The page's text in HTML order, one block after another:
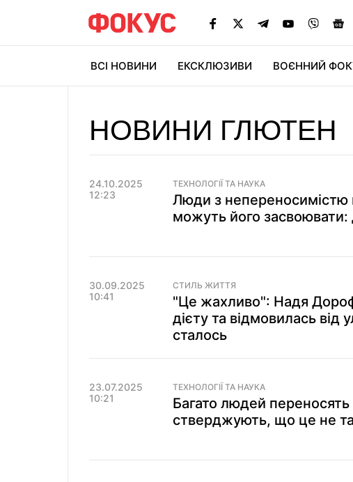
ВСІ НОВИНИ ЕКСКЛЮЗИВИ ВОЄННИЙ
НОВИНИ ГЛЮТЕН
24.10.2025
12:23
ТЕХНОЛОГІЇ ТА НАУКА
Люди з непереносимістю
можуть його засвоювати:
30.09.2025
10:41
СТИЛЬ ЖИТТЯ
"Це жахливо": Надя
дієту та відмовилась
сталось
23.07.2025
10:21
ТЕХНОЛОГІЇ ТА НАУКА
Багато людей
стверджують, що це не